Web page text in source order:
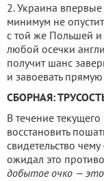
2. Украина
минимум не
с той же Польшей и
любой осечки
получит шанс
и завоевать
СБОРНАЯ:
В течение
восстановить
свидетельство
ожидал это
добытое очко —